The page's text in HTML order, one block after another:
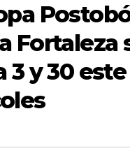
Fortaleza
3 y 30 este